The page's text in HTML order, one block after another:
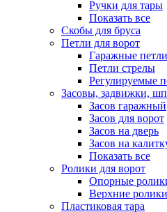
Ручки для тары
Показать все
Скобы для бруса
Петли для ворот
Гаражные
Петли стрелы
Регулируемые
Засовы, задвижки,
Засов гаражный
Засов для ворот
Засов на дверь
Засов на
Показать все
Ролики для ворот
Опорные
Верхние
Пластиковая тара